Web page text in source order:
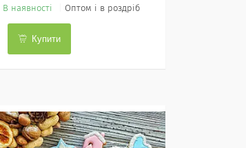
В наявності Оптом і в роздріб
Купити